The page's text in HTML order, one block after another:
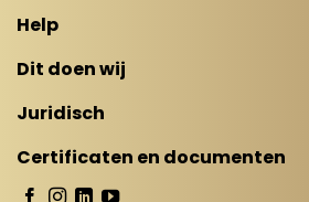
Help
Dit doen wij
Juridisch
Certificaten en documenten